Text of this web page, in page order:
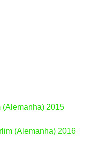
(Alemanha) 2015
(Alemanha) 2016